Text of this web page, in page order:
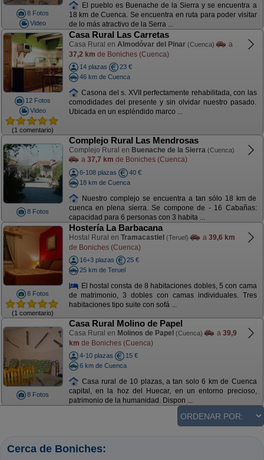
8 Fotos
Video
El pueblo es Buenache de la Sierra y se encuentra a
18 km de Cuenca. Se encuentra en ruta para poder visitar
de lo más atractivo de la Serra ...
12 Fotos
Video
(1 comentario)
Casa Rural Las Carretas
Casa Rural en Almodóvar del Pinar (Cuenca)
a
37,2 km de Boniches (Cuenca)
14 plazas
23 €
46 km de Cuenca
Casona del s. XVII perfectamente rehabilitada, con las
comodidades del presente y sin olvidar nuestro pasado.
Ubicada en un espléndido marco ...
8 Fotos
Complejo Rural Las Mendrosas
Complejo Rural en Buenache de la Sierra (Cuenca)
a 37,7 km de Boniches (Cuenca)
6-108 plazas
40 €
18 km de Cuenca
Nuestro complejo se encuentra a tan sólo 18 km de
cuenca en plena sierra. Se compone de - 16 Cabañas:
capacidad para 6 personas con 3 habita ...
8 Fotos
(1 comentario)
Hostería La Barbacana
Hostal Rural en Tramacastiel (Teruel) a 39,6 km
de Boniches (Cuenca)
16+3 plazas
25 €
25 km de Teruel
El hostal consta de 8 habitaciones dobles, 5 con cama
de matrimonio, 3 dobles con camas individuales. Tres
habitaciones tipo suite con sofá ...
8 Fotos
Casa Rural Molino de Papel
Casa Rural en Molinos de Papel (Cuenca) a 39,9
km de Boniches (Cuenca)
4-10 plazas
15 €
6 km de Cuenca
Casa rural de 10 plazas, a tan solo 6 km de Cuenca
capital, en la hoz del Huecar, en un entorno precioso,
patrimonio de la humanidad. Dispon ...
Cerca de Boniches: